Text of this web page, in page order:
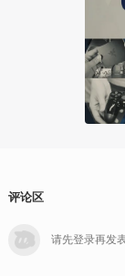
评论区